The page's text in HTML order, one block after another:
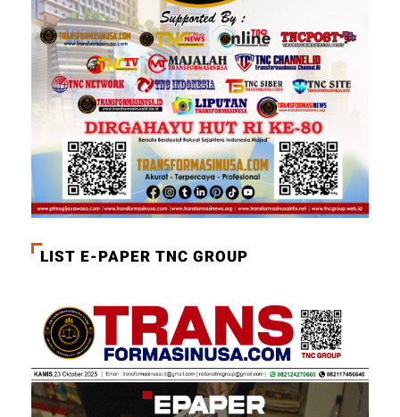
LIST E-PAPER TNC GROUP